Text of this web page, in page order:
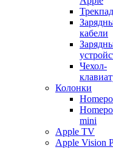
кабели
Чехол-
Колонки
mini
Apple TV
Apple Vision